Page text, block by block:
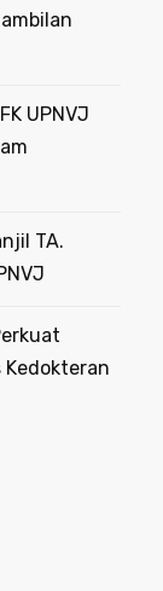
UPNVJ
TA.
Kedokteran